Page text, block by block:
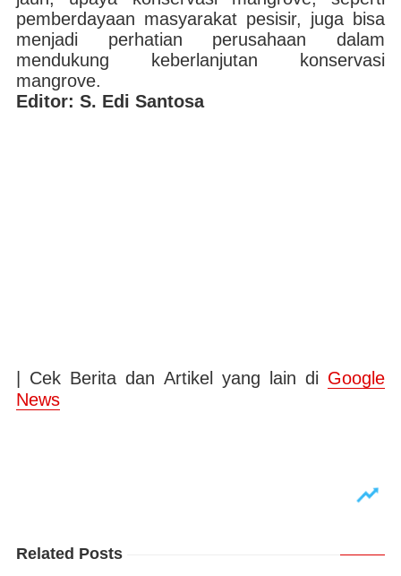
pemberdayaan masyarakat pesisir, juga bisa
menjadi perhatian perusahaan dalam
mendukung keberlanjutan konservasi
mangrove.
Editor: S. Edi Santosa
| Cek Berita dan Artikel yang lain di Google
News
Related Posts